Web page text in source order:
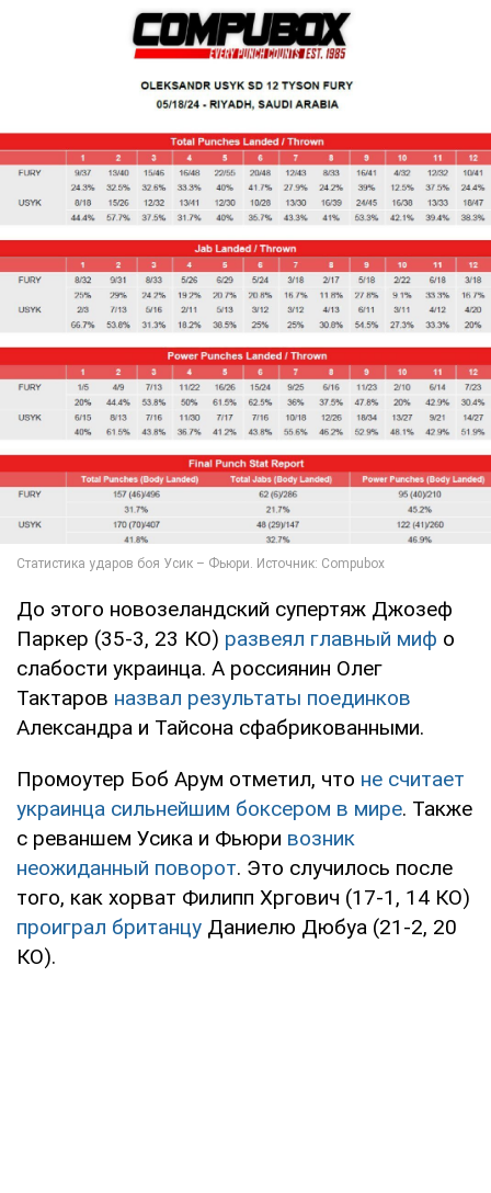
До этого новозеландский супертяж Джозеф
Паркер (35-3, 23 КО) развеял главный миф о
слабости украинца. А россиянин Олег
Тактаров назвал результаты поединков
Александра и Тайсона сфабрикованными.
Промоутер Боб Арум отметил, что не считает
украинца сильнейшим боксером в мире. Также
с реваншем Усика и Фьюри возник
неожиданный поворот. Это случилось после
того, как хорват Филипп Хргович (17-1, 14 КО)
проиграл британцу Даниелю Дюбуа (21-2, 20
КО).